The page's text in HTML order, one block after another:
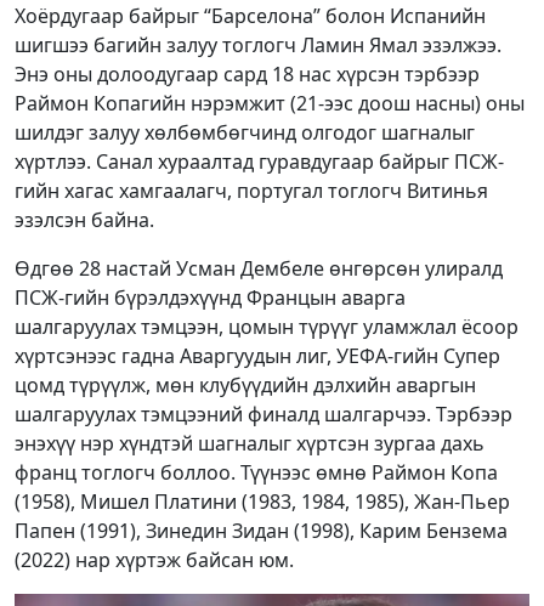
Хоёрдугаар байрыг “Барселона” болон Испанийн
шигшээ багийн залуу тоглогч Ламин Ямал эзэлжээ.
Энэ оны долоодугаар сард 18 нас хүрсэн тэрбээр
Раймон Копагийн нэрэмжит (21-ээс доош насны) оны
шилдэг залуу хөлбөмбөгчинд олгодог шагналыг
хүртлээ. Санал хураалтад гуравдугаар байрыг ПСЖ-
гийн хагас хамгаалагч, португал тоглогч Витинья
эзэлсэн байна.
Өдгөө 28 настай Усман Дембеле өнгөрсөн улиралд
ПСЖ-гийн бүрэлдэхүүнд Францын аварга
шалгаруулах тэмцээн, цомын түрүүг уламжлал ёсоор
хүртсэнээс гадна Аваргуудын лиг, УЕФА-гийн Супер
цомд түрүүлж, мөн клубүүдийн дэлхийн аваргын
шалгаруулах тэмцээний финалд шалгарчээ. Тэрбээр
энэхүү нэр хүндтэй шагналыг хүртсэн зургаа дахь
франц тоглогч боллоо. Түүнээс өмнө Раймон Копа
(1958), Мишел Платини (1983, 1984, 1985), Жан-Пьер
Папен (1991), Зинедин Зидан (1998), Карим Бензема
(2022) нар хүртэж байсан юм.